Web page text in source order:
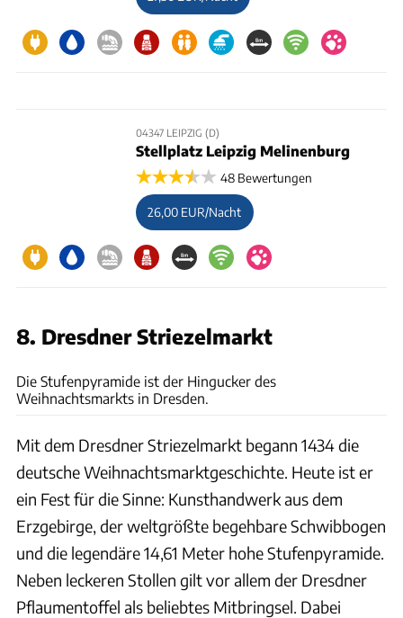
04347 LEIPZIG (D)
Stellplatz Leipzig Melinenburg
48 Bewertungen
26,00 EUR/Nacht
8. Dresdner Striezelmarkt
Die Stufenpyramide ist der Hingucker des
Weihnachtsmarkts in Dresden.
Mit dem Dresdner Striezelmarkt begann 1434 die
deutsche Weihnachtsmarktgeschichte. Heute ist er
ein Fest für die Sinne: Kunsthandwerk aus dem
Erzgebirge, der weltgrößte begehbare Schwibbogen
und die legendäre 14,61 Meter hohe Stufenpyramide.
Neben leckeren Stollen gilt vor allem der Dresdner
Pflaumentoffel als beliebtes Mitbringsel. Dabei